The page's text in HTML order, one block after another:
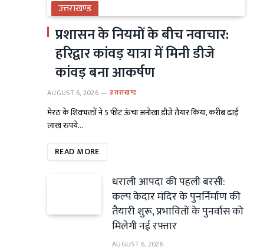
उत्तराखण्ड
प्रशासन के नियमों के बीच नवाचार:
हरिद्वार कांवड़ यात्रा में मिनी डीजे
कांवड़ बना आकर्षण
AUGUST 6, 2026 उत्तराखण्ड
मेरठ के शिवभक्तों ने 5 फीट ऊंचा अनोखा डीजे तैयार किया, करीब ढाई
लाख रुपये…
READ MORE
धराली आपदा की पहली बरसी:
कल्प केदार मंदिर के पुनर्निर्माण की
तैयारी शुरू, प्रभावितों के पुनर्वास को
मिलेगी नई रफ्तार
AUGUST 6, 2026